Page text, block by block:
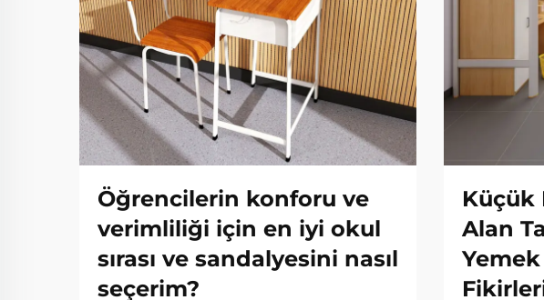
Öğrencilerin konforu ve
verimliliği için en iyi okul
sırası ve sandalyesini nasıl
seçerim?
Küçük
Alan